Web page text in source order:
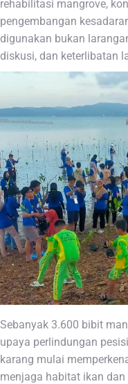
rehabilitasi mangrove,
pengembangan
digunakan bukan
diskusi, dan keterlibatan
Sebanyak 3.600 bibit
upaya perlindungan
karang mulai
menjaga habitat ikan